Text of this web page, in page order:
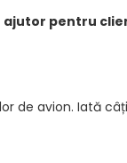
ajutor pentru
de avion. Iată